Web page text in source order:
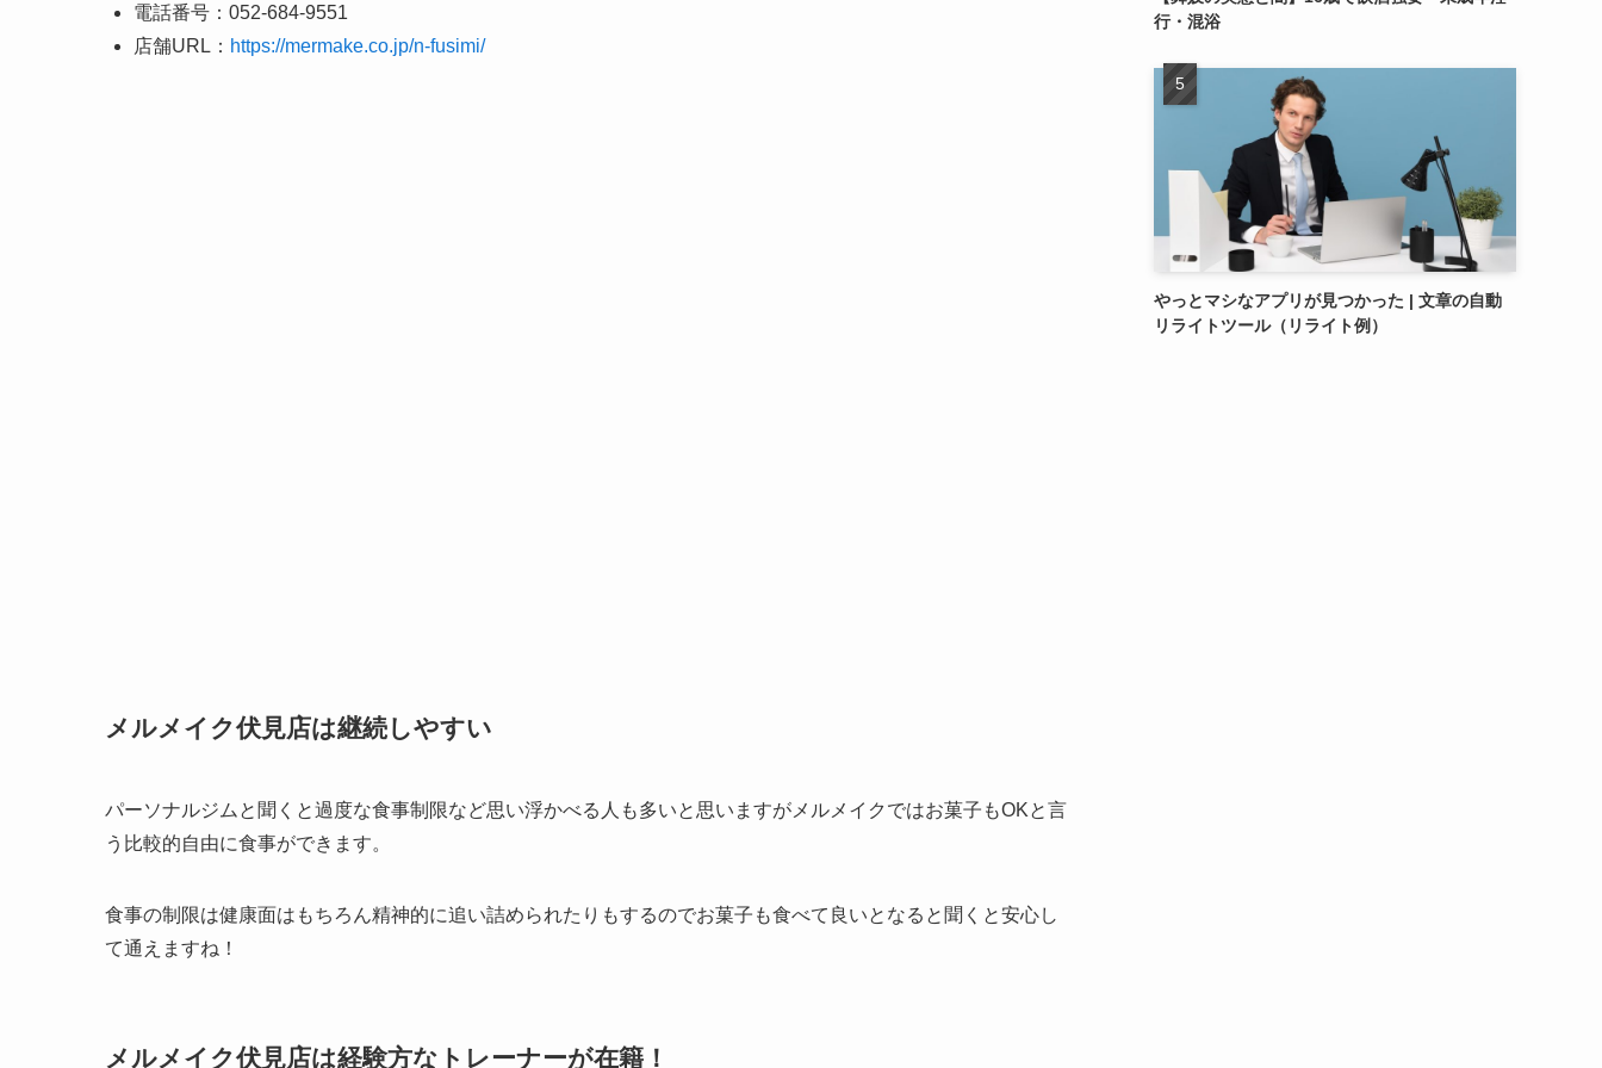
電話番号：052-684-9551
店舗URL： https://mermake.co.jp/n-fusimi/
メルメイク伏見店は継続しやすい
パーソナルジムと聞くと過度な食事制限など思い浮かべる人も多いと思いますがメルメイクではお菓子もOKと言
う比較的自由に食事ができます。
食事の制限は健康面はもちろん精神的に追い詰められたりもするのでお菓子も食べて良いとなると聞くと安心し
て通えますね！
メルメイク伏見店は経験方なトレーナーが在籍！
行・混浴
やっとマシなアプリが見つかった | 文章の自動
リライトツール（リライト例）